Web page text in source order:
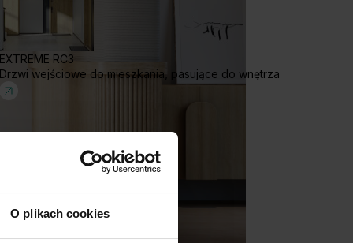
O plikach cookies
EXTREME RC3
Drzwi wejściowe do mieszkania, pasujące do wnętrza